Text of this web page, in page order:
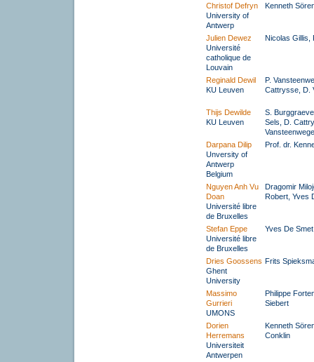
Christof Defryn
University of
Antwerp
Kenneth
Julien Dewez
Université
catholique de
Louvain
Nicolas Gillis,
Reginald Dewil
KU Leuven
P.
Cattrysse, D.
Thijs Dewilde
KU Leuven
S.
Sels, D.
Darpana Dilip
Unversity of
Antwerp
Belgium
Prof. dr.
Nguyen Anh Vu
Doan
Université libre
de Bruxelles
Dragomir
Robert, Yves
Stefan Eppe
Université libre
de Bruxelles
Yves De Smet
Dries Goossens
Ghent
University
Frits
Massimo
Gurrieri
UMONS
Philippe
Siebert
Dorien
Herremans
Universiteit
Antwerpen
Kenneth
Conklin